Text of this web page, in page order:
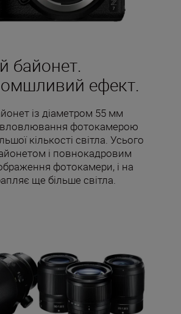
байонет.
ефект.
із діаметром 55 мм
вловлювання фотокамерою
кількості світла. Усього
і повнокадровим
фотокамери, і на
ще більше світла.